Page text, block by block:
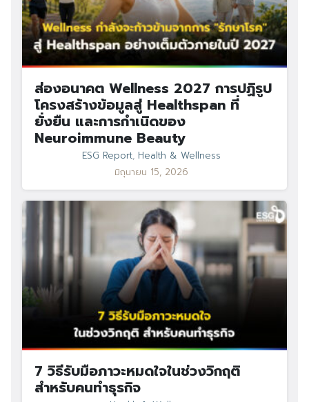
Search
ส่องอนาคต Wellness 2027 การปฏิรูป
โครงสร้างข้อมูลสู่ Healthspan ที่
ยั่งยืน และการกำเนิดของ
Neuroimmune Beauty
ESG Report, Health & Wellness
มิถุนายน 15, 2026
7 วิธีรับมือภาวะหมดใจในช่วงวิกฤติ
สำหรับคนทำธุรกิจ